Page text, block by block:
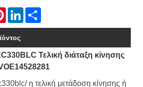
PinterestLinkedIn
Τελική διάταξη κίνησης
η τελική μετάδοση κίνησης ή